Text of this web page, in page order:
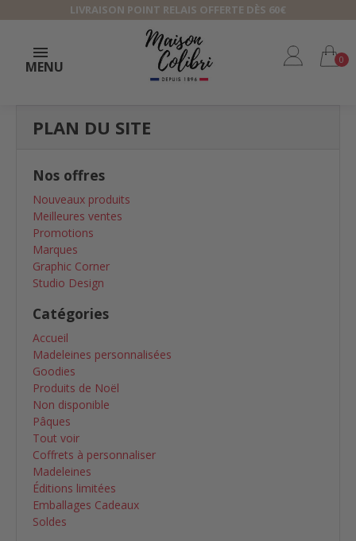
LIVRAISON POINT RELAIS OFFERTE DÈS 60€
MENU 0
PLAN DU SITE
Nos offres
Nouveaux produits
Meilleures ventes
Promotions
Marques
Graphic Corner
Studio Design
Catégories
Accueil
Madeleines personnalisées
Goodies
Produits de Noël
Non disponible
Pâques
Tout voir
Coffrets à personnaliser
Madeleines
Éditions limitées
Emballages Cadeaux
Soldes